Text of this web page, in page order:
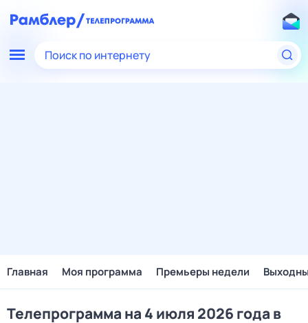
Поиск по интернету
Главная Моя программа Премьеры недели
Телепрограмма на 4 июля 2026 года в